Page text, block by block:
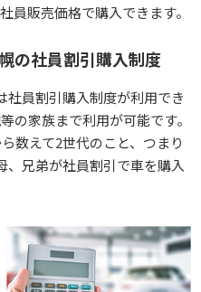
員販売価格で購入できます。
の社員割引購入制度
員割引購入制度が利用でき
の家族まで利用が可能です。
数えて2世代のこと、つまり
兄弟が社員割引で車を購入